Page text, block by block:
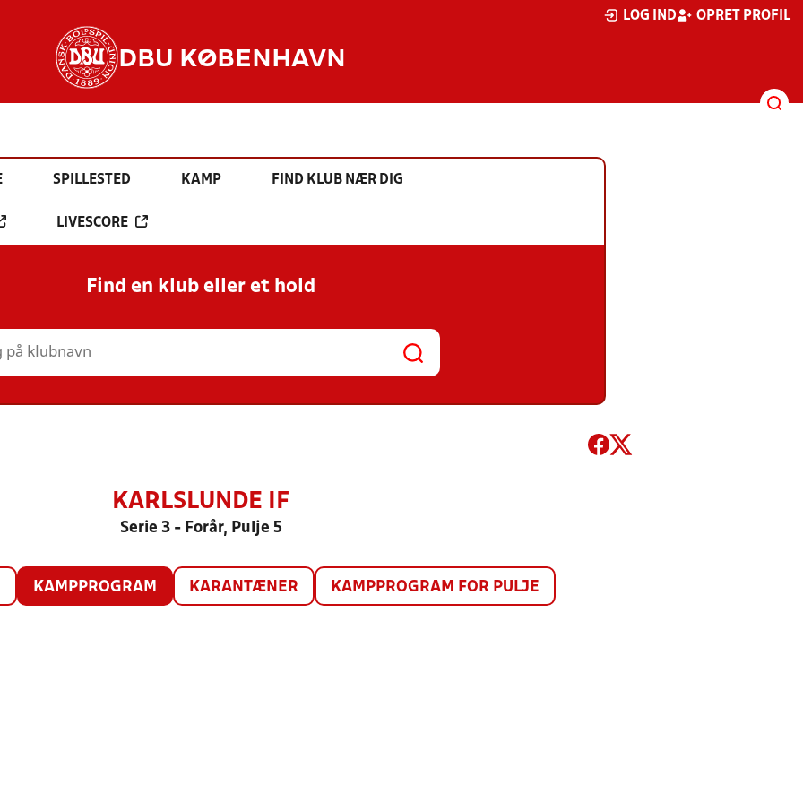
LOG IND OPRET PROFIL
DBU KØBENHAVN
SPILLESTED KAMP FIND KLUB NÆR DIG
LIVESCORE
Find en klub eller et hold
KARLSLUNDE IF
Serie 3 - Forår, Pulje 5
KAMPPROGRAM KARANTÆNER KAMPPROGRAM FOR PULJE